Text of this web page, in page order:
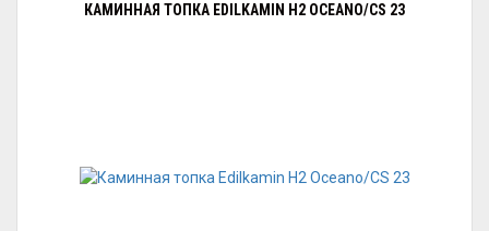
КАМИННАЯ ТОПКА EDILKAMIN H2 OCEANO/CS 23